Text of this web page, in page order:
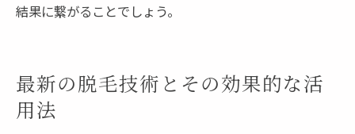
結果に繋がることでしょう。
最新の脱毛技術とその効果的な活
用法